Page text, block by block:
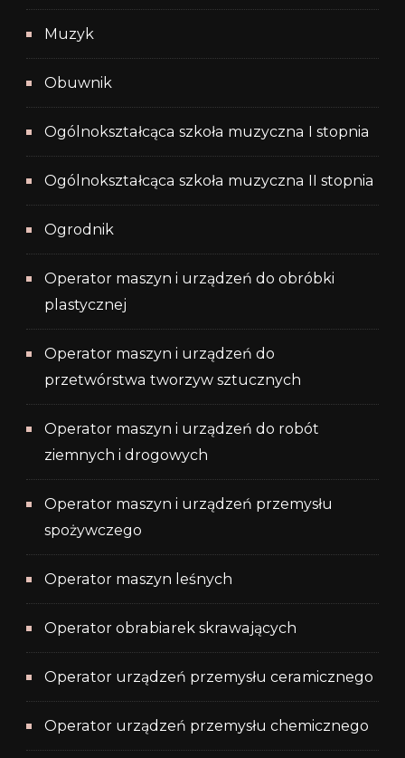
Muzyk
Obuwnik
Ogólnokształcąca szkoła muzyczna I stopnia
Ogólnokształcąca szkoła muzyczna II stopnia
Ogrodnik
Operator maszyn i urządzeń do obróbki
plastycznej
Operator maszyn i urządzeń do
przetwórstwa tworzyw sztucznych
Operator maszyn i urządzeń do robót
ziemnych i drogowych
Operator maszyn i urządzeń przemysłu
spożywczego
Operator maszyn leśnych
Operator obrabiarek skrawających
Operator urządzeń przemysłu ceramicznego
Operator urządzeń przemysłu chemicznego